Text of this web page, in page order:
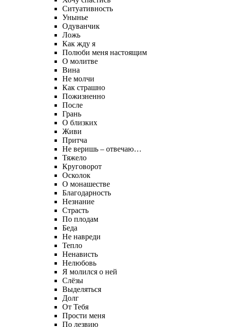
Ситуативность
Унынье
Одуванчик
Ложь
Как жду я
Полюби меня настоящим
О молитве
Вина
Не молчи
Как страшно
Пожизненно
После
Грань
О близких
Живи
Притча
Не веришь – отвечаю…
Тяжело
Круговорот
Осколок
О монашестве
Благодарность
Незнание
Страсть
По плодам
Беда
Не навреди
Тепло
Ненависть
Нелюбовь
Я молился о ней
Слёзы
Выделяться
Долг
От Тебя
Прости меня
По лезвию